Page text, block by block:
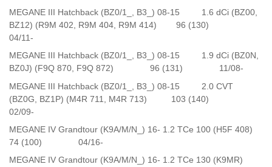
MEGANE III Hatchback (BZ0/1_, B3_) 08-15 1.6 dCi (BZ00,
BZ12) (R9M 402, R9M 404, R9M 414) 96 (130)
04/11-
MEGANE III Hatchback (BZ0/1_, B3_) 08-15 1.9 dCi (BZ0N,
BZ0J) (F9Q 870, F9Q 872) 96 (131) 11/08-
MEGANE III Hatchback (BZ0/1_, B3_) 08-15 2.0 CVT
(BZ0G, BZ1P) (M4R 711, M4R 713) 103 (140)
02/09-
MEGANE IV Grandtour (K9A/M/N_) 16- 1.2 TCe 100 (H5F 408)
74 (100) 04/16-
MEGANE IV Grandtour (K9A/M/N_) 16- 1.2 TCe 130 (K9MR)